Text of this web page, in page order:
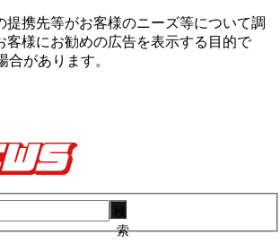
提携先等がお客様のニーズ等について調
客様にお勧めの広告を表⽰する⽬的で
合があります。
索